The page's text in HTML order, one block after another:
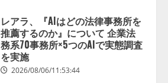
レアラ、『AIはどの法律事務所を
推薦するのか』について 企業法
務系70事務所×5つのAIで実態調査
を実施
2026/08/06/11:53:44